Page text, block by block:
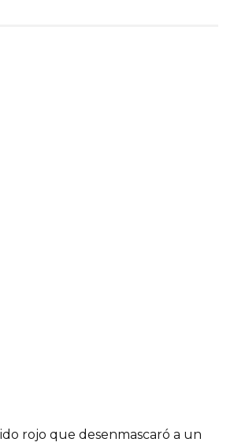
rojo que desenmascaró a un